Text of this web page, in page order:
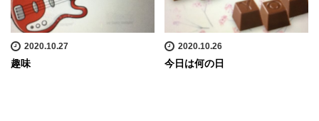
2020.10.27
趣味
2020.10.26
今日は何の日